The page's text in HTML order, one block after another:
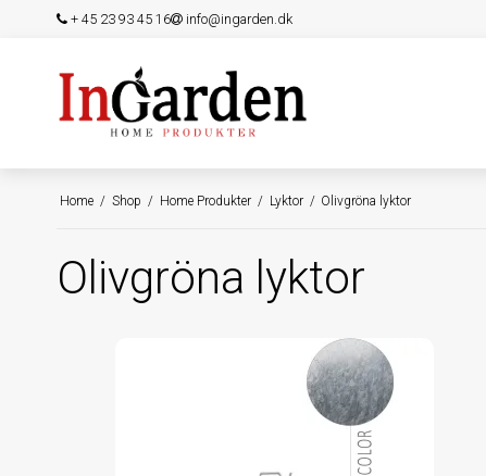
+ 45 23 93 45 16 info@ingarden.dk
Home / Shop / Home Produkter / Lyktor / Olivgröna lyktor
Olivgröna lyktor